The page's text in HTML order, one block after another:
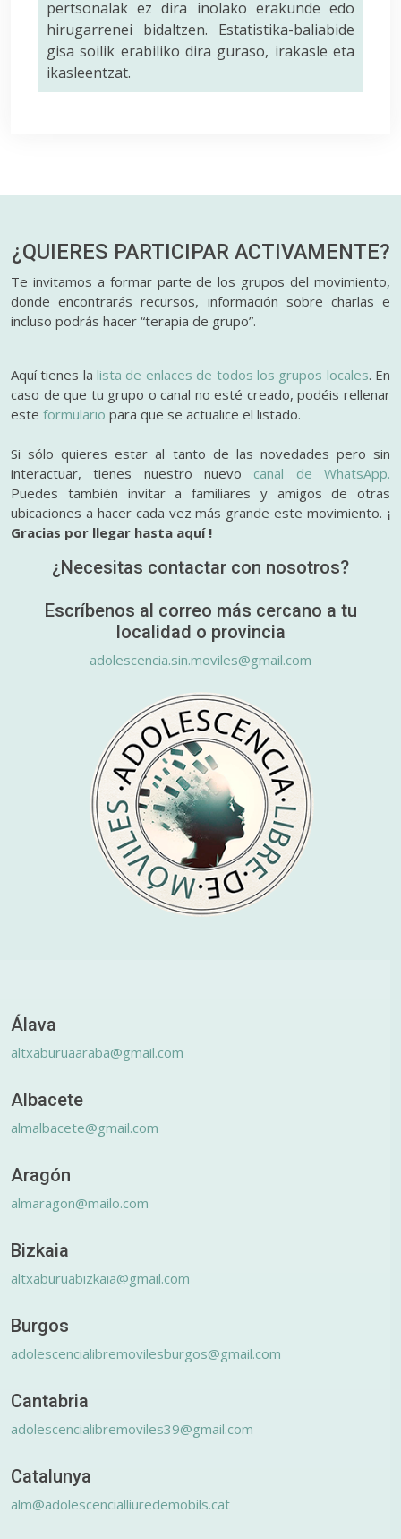
pertsonalak ez dira inolako erakunde edo
hirugarrenei bidaltzen. Estatistika-baliabide
gisa soilik erabiliko dira guraso, irakasle eta
ikasleentzat.
¿QUIERES PARTICIPAR ACTIVAMENTE?
Te invitamos a formar parte de los grupos del movimiento,
donde encontrarás recursos, información sobre charlas e
incluso podrás hacer “terapia de grupo”.
Aquí tienes lalista de enlaces de todos los grupos locales. En
caso de que tu grupo o canal no esté creado, podéis rellenar
este formulario para que se actualice el listado.
Si sólo quieres estar al tanto de las novedades pero sin
interactuar, tienes nuestro nuevo canal de WhatsApp.
Puedes también invitar a familiares y amigos de otras
ubicaciones a hacer cada vez más grande este movimiento. ¡
Gracias por llegar hasta aquí !
¿Necesitas contactar con nosotros?
Escríbenos al correo más cercano a tu
localidad o provincia
adolescencia.sin.moviles@gmail.com
Álava
altxaburuaaraba@gmail.com
Albacete
almalbacete@gmail.com
Aragón
almaragon@mailo.com
Bizkaia
altxaburuabizkaia@gmail.com
Burgos
adolescencialibremovilesburgos@gmail.com
Cantabria
adolescencialibremoviles39@gmail.com
Catalunya
alm@adolescencialliuredemobils.cat